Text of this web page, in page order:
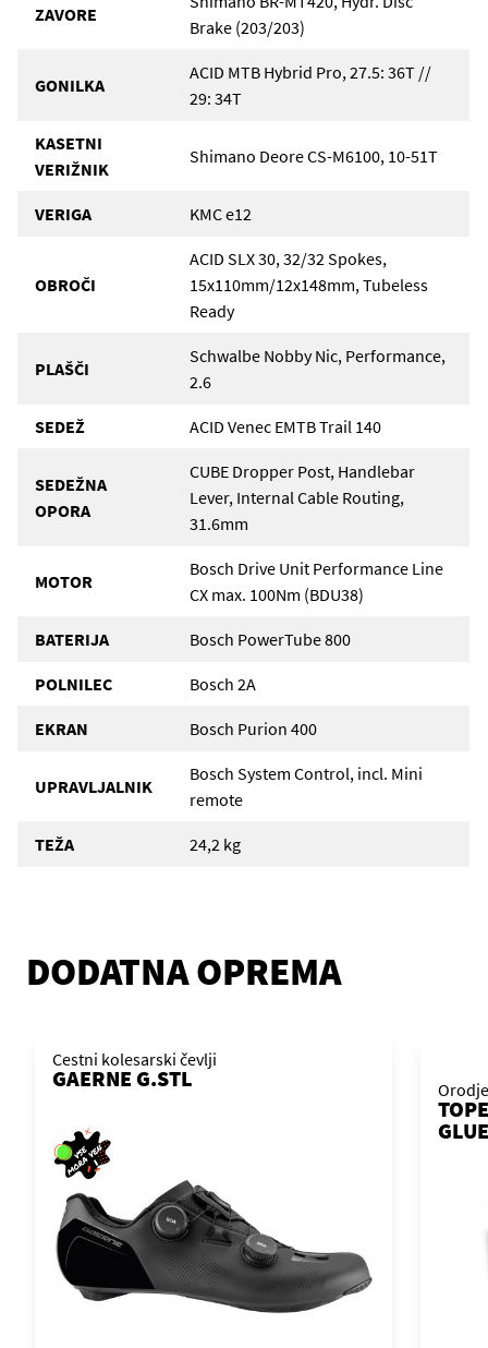
ZAVORE
Brake (203/203)
GONILKA
ACID MTB Hybrid Pro, 27.5: 36T //
29: 34T
KASETNI
VERIŽNIK
Shimano Deore CS-M6100, 10-51T
VERIGA KMC e12
OBROČI
ACID SLX 30, 32/32 Spokes,
15x110mm/12x148mm, Tubeless
Ready
PLAŠČI
Schwalbe Nobby Nic, Performance,
2.6
SEDEŽ ACID Venec EMTB Trail 140
SEDEŽNA
OPORA
CUBE Dropper Post, Handlebar
Lever, Internal Cable Routing,
31.6mm
MOTOR
Bosch Drive Unit Performance Line
CX max. 100Nm (BDU38)
BATERIJA Bosch PowerTube 800
POLNILEC Bosch 2A
EKRAN Bosch Purion 400
UPRAVLJALNIK
Bosch System Control, incl. Mini
remote
TEŽA 24,2 kg
DODATNA OPREMA
Cestni kolesarski čevlji
GAERNE G.STL Orodje